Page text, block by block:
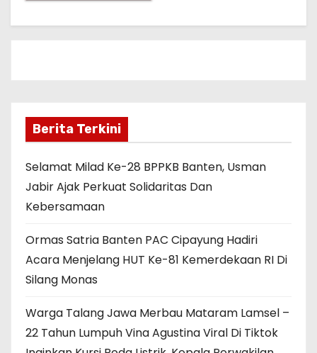
Berita Terkini
Selamat Milad Ke-28 BPPKB Banten, Usman
Jabir Ajak Perkuat Solidaritas Dan
Kebersamaan
Ormas Satria Banten PAC Cipayung Hadiri
Acara Menjelang HUT Ke-81 Kemerdekaan RI Di
Silang Monas
Warga Talang Jawa Merbau Mataram Lamsel –
22 Tahun Lumpuh Vina Agustina Viral Di Tiktok